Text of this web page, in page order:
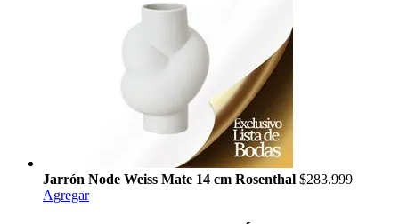
Jarrón Node Weiss Mate 14 cm Rosenthal $283.999
Agregar